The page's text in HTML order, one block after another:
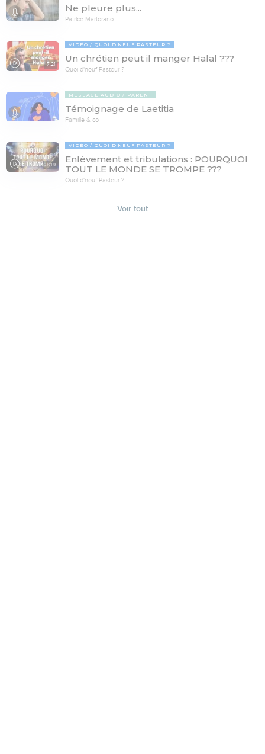
Ne pleure plus...
Patrice Martorano
17:21
VIDÉO QUOI D'NEUF PASTEUR ?
Un chrétien peut il manger Halal ???
Quoi d'neuf Pasteur ?
MESSAGE AUDIO PARENT
Témoignage de Laetitia
Famille & co
78:19
VIDÉO QUOI D'NEUF PASTEUR ?
Enlèvement et tribulations : POURQUOI
TOUT LE MONDE SE TROMPE ???
Quoi d'neuf Pasteur ?
Voir tout